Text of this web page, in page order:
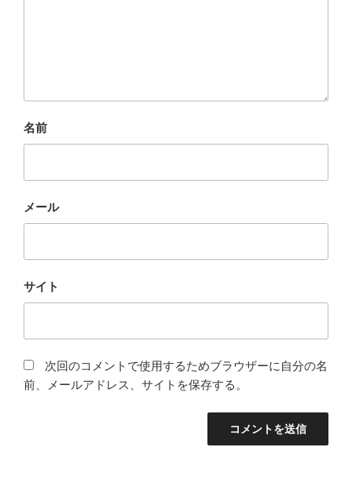
名前
メール
サイト
次回のコメントで使用するためブラウザーに自分の名
前、メールアドレス、サイトを保存する。